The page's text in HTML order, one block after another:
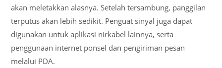
akan meletakkan alasnya. Setelah tersambung, panggilan
terputus akan lebih sedikit. Penguat sinyal juga dapat
digunakan untuk aplikasi nirkabel lainnya, serta
penggunaan internet ponsel dan pengiriman pesan
melalui PDA.